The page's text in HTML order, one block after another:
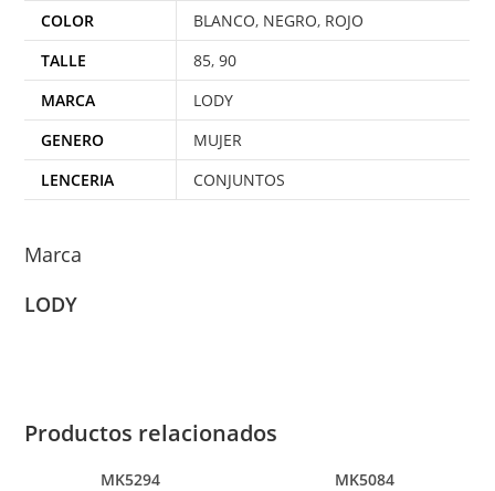
COLOR BLANCO, NEGRO, ROJO
TALLE
85,90
MARCA
LODY
GENERO
MUJER
LENCERIA
CONJUNTOS
Marca
LODY
Productos relacionados
MK5294
MK5084